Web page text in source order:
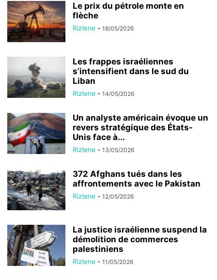
Le prix du pétrole monte en
flèche
Rizlene - 18/05/2026
Les frappes israéliennes
s’intensifient dans le sud du
Liban
Rizlene - 14/05/2026
Un analyste américain évoque un
revers stratégique des États-
Unis face à...
Rizlene - 13/05/2026
372 Afghans tués dans les
affrontements avec le Pakistan
Rizlene - 12/05/2026
La justice israélienne suspend la
démolition de commerces
palestiniens
Rizlene - 11/05/2026